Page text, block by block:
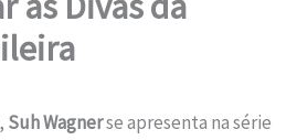
Suh Wagnerse apresenta na série